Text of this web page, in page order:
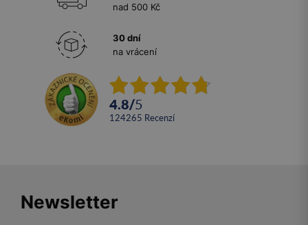
nad 500 Kč
30 dní
na vrácení
4.8/5
124265 recenzí
Newsletter